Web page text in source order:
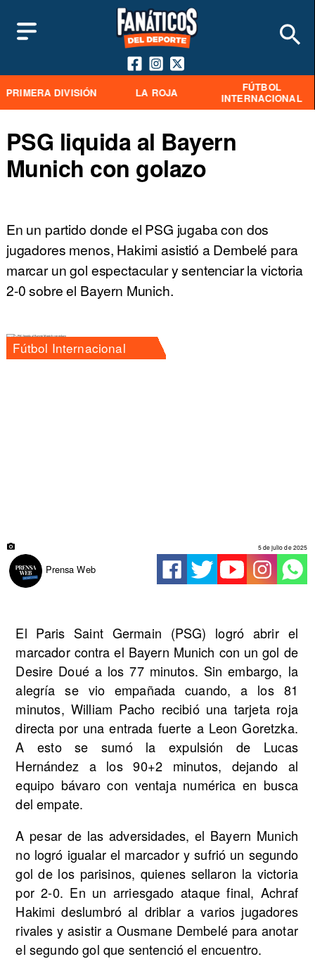
PRIMERA DIVISIÓN LA ROJA
FÚTBOL
INTERNACIONAL
PSG liquida al Bayern
Munich con golazo
En un partido donde el PSG jugaba con dos
jugadores menos, Hakimi asistió a Dembelé para
marcar un gol espectacular y sentenciar la victoria
2-0 sobre el Bayern Munich.
Fútbol Internacional
Prensa Web
5 de julio de 2025
El Paris Saint Germain (PSG) logró abrir el
marcador contra el Bayern Munich con un gol de
Desire Doué a los 77 minutos. Sin embargo, la
alegría se vio empañada cuando, a los 81
minutos, William Pacho recibió una tarjeta roja
directa por una entrada fuerte a Leon Goretzka.
A esto se sumó la expulsión de Lucas
Hernández a los 90+2 minutos, dejando al
equipo bávaro con ventaja numérica en busca
del empate.
A pesar de las adversidades, el Bayern Munich
no logró igualar el marcador y sufrió un segundo
gol de los parisinos, quienes sellaron la victoria
por 2-0. En un arriesgado ataque final, Achraf
Hakimi deslumbró al driblar a varios jugadores
rivales y asistir a Ousmane Dembelé para anotar
el segundo gol que sentenció el encuentro.